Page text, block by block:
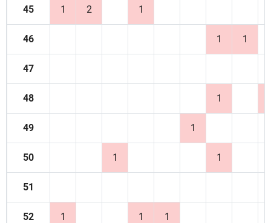
45 1 2 1
46 1 1
47
48 1
49 1
50 1 1
51
52 1 1 1